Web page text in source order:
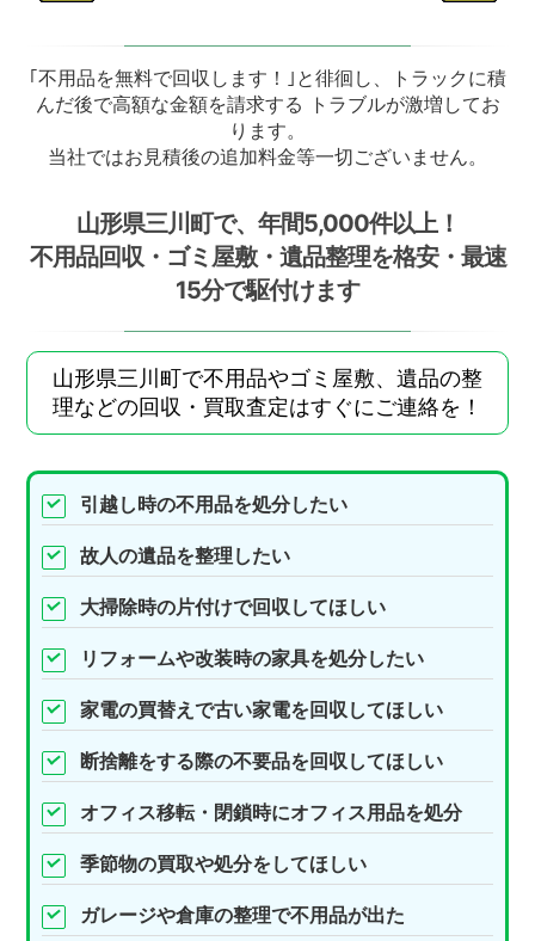
｢不用品を無料で回収します！｣と徘徊し、トラックに積
んだ後で高額な金額を請求する トラブルが激増してお
ります。
当社ではお見積後の追加料金等一切ございません。
山形県三川町で、年間5,000件以上！
不用品回収・ゴミ屋敷・遺品整理を格安・最速
15分で駆付けます
山形県三川町で不用品やゴミ屋敷、遺品の整
理などの回収・買取査定はすぐにご連絡を！
引越し時の不用品を処分したい
故人の遺品を整理したい
大掃除時の片付けで回収してほしい
リフォームや改装時の家具を処分したい
家電の買替えで古い家電を回収してほしい
断捨離をする際の不要品を回収してほしい
オフィス移転・閉鎖時にオフィス用品を処分
季節物の買取や処分をしてほしい
ガレージや倉庫の整理で不用品が出た